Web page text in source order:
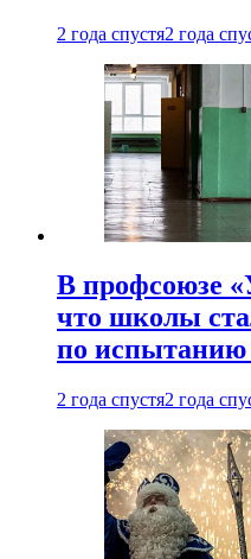
2 года спустя2 года
В профсоюзе
что школы
по испытанию
2 года спустя2 года